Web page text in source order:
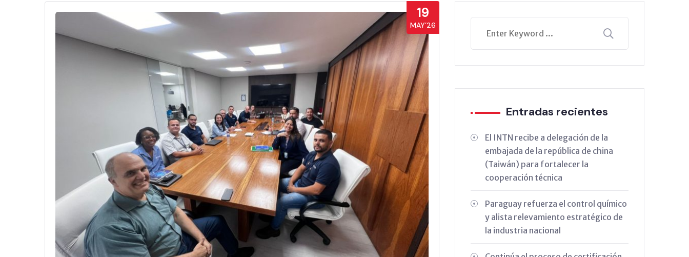
19
MAY’26
Entradas recientes
El INTN recibe a delegación de la
embajada de la república de china
(Taiwán) para fortalecer la
cooperación técnica
Paraguay refuerza el control químico
y alista relevamiento estratégico de
la industria nacional